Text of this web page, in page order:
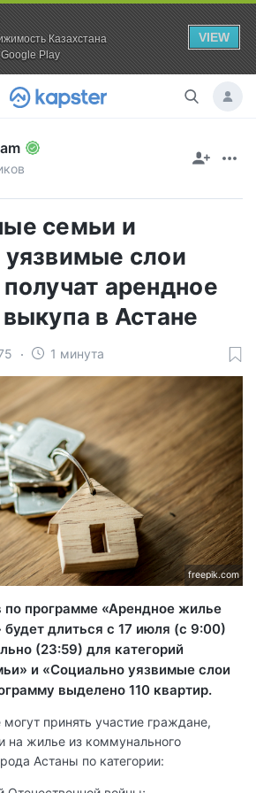
Казахстана
Google Play
VIEW
семьи и
уязвимые слои
арендное
в Астане
1 минута
freepik.com
программе «Арендное жилье
длиться с 17 июля (с 9:00)
(23:59) для категорий
и «Социально уязвимые слои
выделено 110 квартир.
принять участие граждане,
на жилье из коммунального
Астаны по категории: